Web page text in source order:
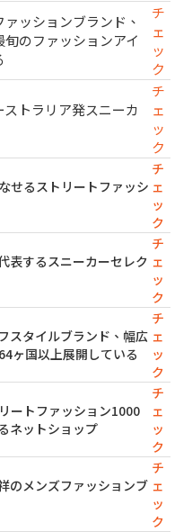
ッションブランド、
のファッションアイ
チ
ェ
ッ
ク
トラリア発スニーカ
チ
ェ
ッ
ク
せるストリートファッシ
チ
ェ
ッ
ク
表するスニーカーセレク
チ
ェ
ッ
ク
スタイルブランド、幅広
ヶ国以上展開している
チ
ェ
ッ
ク
ートファッション1000
ネットショップ
チ
ェ
ッ
ク
のメンズファッションブ
チ
ェ
ッ
ク